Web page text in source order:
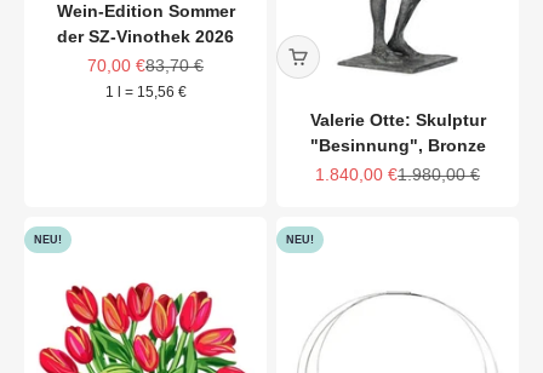
Wein-Edition Sommer
der SZ-Vinothek 2026
Angebot
70,00 €Regulärer Preis
83,70 €
1 l = 15,56 €
Valerie Otte: Skulptur
"Besinnung", Bronze
Angebot
1.840,00 €Regulärer Preis
1.980,00 €
NEU! NEU!